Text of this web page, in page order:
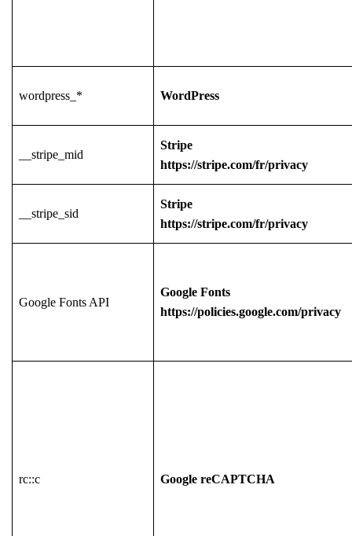
wordpress_* WordPress
__stripe_mid
Stripe
https://stripe.com/fr/privacy
__stripe_sid
Stripe
https://stripe.com/fr/privacy
Google Fonts API
Google Fonts
https://policies.google.com/privacy
rc::c Google reCAPTCHA